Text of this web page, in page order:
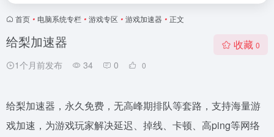
首页 • 电脑系统专栏 • 游戏专区 • 游戏加速器 • 正文
给梨加速器
1个月前发布 34 0 0
收藏 0
给梨加速器，永久免费，无高峰期排队等套路，支持海量游
戏加速，为游戏玩家解决延迟、掉线、卡顿、高ping等网络